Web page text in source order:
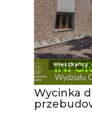
Mieszkańcy
Wycinka